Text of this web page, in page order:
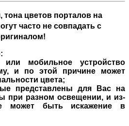
тона цветов порталов на
часто не совпадать с
мобильное устройство
и по этой причине может
цвета;
представлены для Вас на
при разном освещении, и из-
может быть искажение в